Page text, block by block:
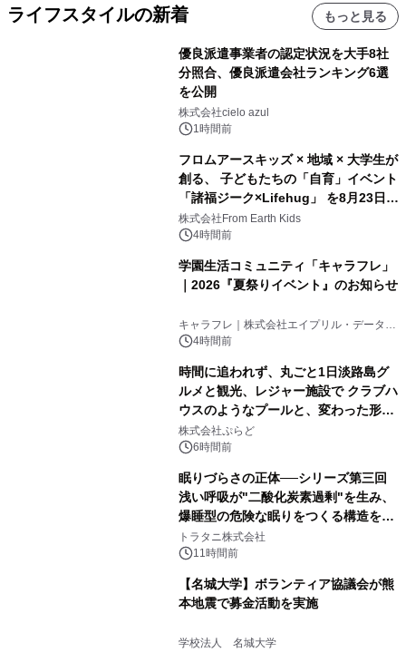
ライフスタイルの新着 もっと見る
優良派遣事業者の認定状況を大手8社
分照合、優良派遣会社ランキング6選
を公開
株式会社cielo azul
1時間前
フロムアースキッズ × 地域 × 大学生が
創る、 子どもたちの「自育」イベント
「諸福ジーク×Lifehug」 を8月23日
(日)開催
株式会社From Earth Kids
4時間前
学園生活コミュニティ「キャラフレ」
｜2026『夏祭りイベント』のお知らせ
キャラフレ｜株式会社エイプリル・データ・
デザインズ
4時間前
時間に追われず、丸ごと1日淡路島グ
ルメと観光、レジャー施設で クラブハ
ウスのようなプールと、変わった形の
サウナも 「THE BOXY AWAJI」のお
得な素泊まり連泊プランで
株式会社ぷらど
6時間前
眠りづらさの正体──シリーズ第三回
浅い呼吸が"二酸化炭素過剰"を生み、
爆睡型の危険な眠りをつくる構造を解
説
トラタニ株式会社
11時間前
【名城大学】ボランティア協議会が熊
本地震で募金活動を実施
学校法人 名城大学